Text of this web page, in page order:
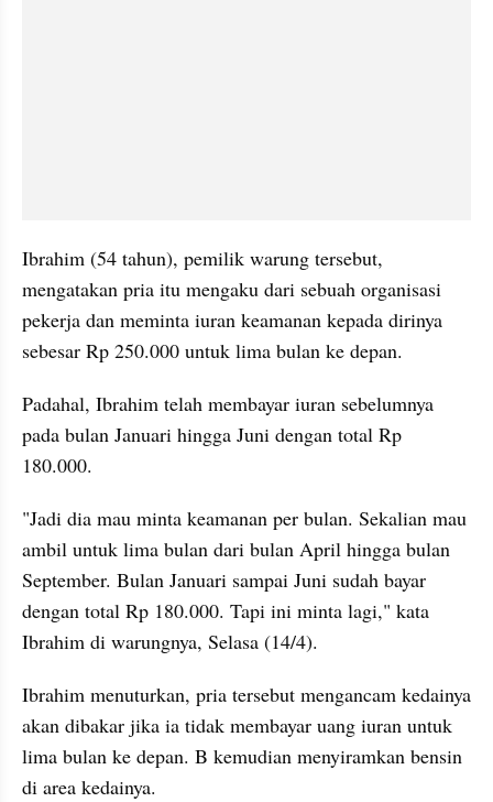
Ibrahim (54 tahun), pemilik warung tersebut,
mengatakan pria itu mengaku dari sebuah organisasi
pekerja dan meminta iuran keamanan kepada dirinya
sebesar Rp 250.000 untuk lima bulan ke depan.
Padahal, Ibrahim telah membayar iuran sebelumnya
pada bulan Januari hingga Juni dengan total Rp
180.000.
"Jadi dia mau minta keamanan per bulan. Sekalian mau
ambil untuk lima bulan dari bulan April hingga bulan
September. Bulan Januari sampai Juni sudah bayar
dengan total Rp 180.000. Tapi ini minta lagi," kata
Ibrahim di warungnya, Selasa (14/4).
Ibrahim menuturkan, pria tersebut mengancam kedainya
akan dibakar jika ia tidak membayar uang iuran untuk
lima bulan ke depan. B kemudian menyiramkan bensin
di area kedainya.